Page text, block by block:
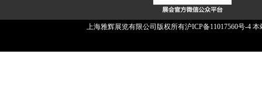
上海雅辉展览有限公司版权所有沪ICP备11017560号-4 本